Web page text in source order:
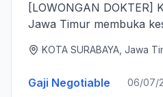
[LOWONGAN DOKTER] Klinik Utama PKBI
Jawa Timur membuka
memberikan layanan
masyarakat. Kami
k...
KOTA SURABAYA, Jawa
Gaji Negotiable 06/07/